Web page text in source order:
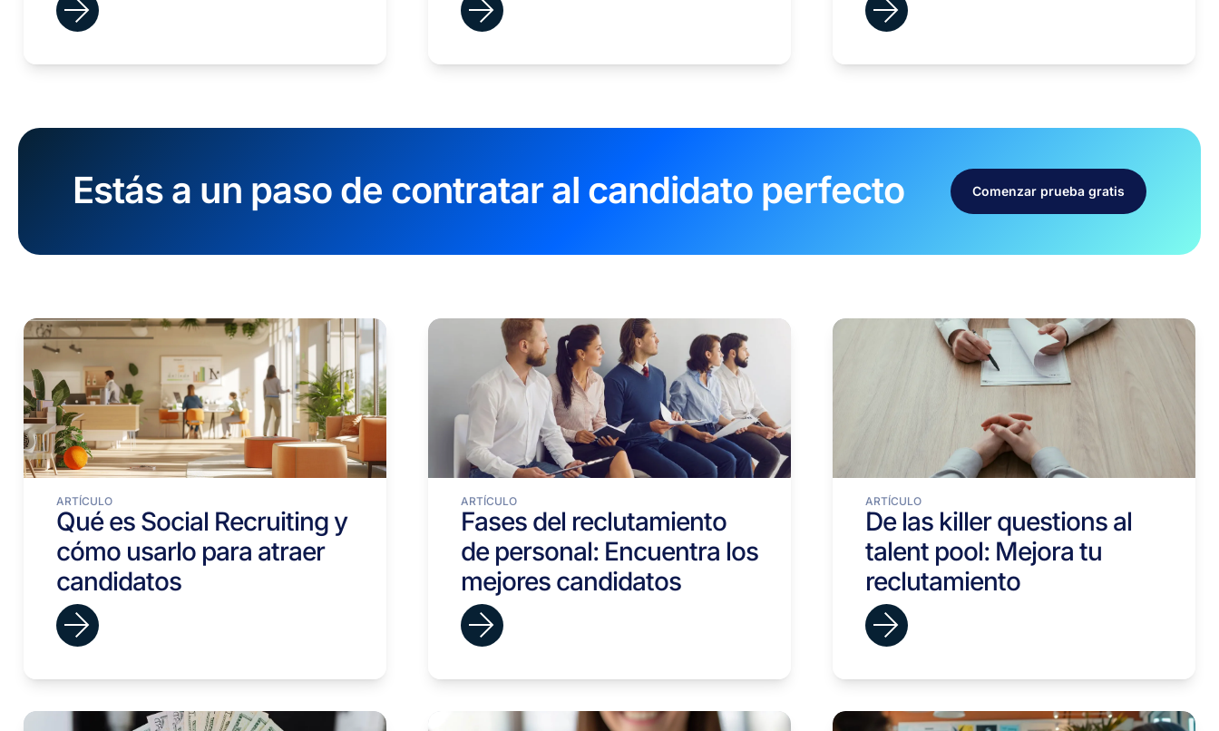
Estás a un paso de contratar al candidato perfecto Comenzar prueba gratis
ARTÍCULO
Qué es Social Recruiting y
cómo usarlo para atraer
candidatos
ARTÍCULO
Fases del reclutamiento
de personal: Encuentra los
mejores candidatos
ARTÍCULO
De las killer questions al
talent pool: Mejora tu
reclutamiento